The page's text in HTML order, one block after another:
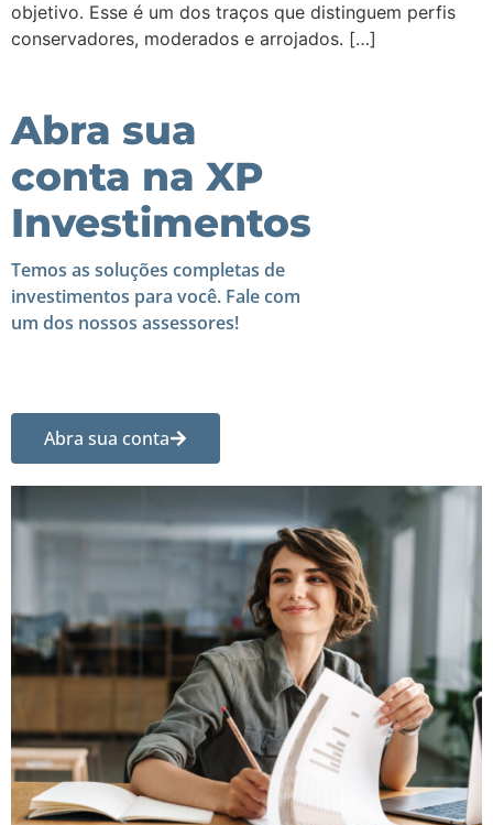
objetivo. Esse é um dos traços que distinguem perfis
conservadores, moderados e arrojados. […]
Abra sua
conta na XP
Investimentos
Temos as soluções completas de
investimentos para você. Fale com
um dos nossos assessores!
Abra sua conta